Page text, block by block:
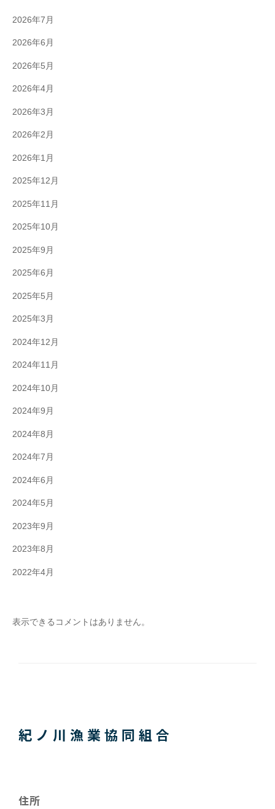
2026年7月
2026年6月
2026年5月
2026年4月
2026年3月
2026年2月
2026年1月
2025年12月
2025年11月
2025年10月
2025年9月
2025年6月
2025年5月
2025年3月
2024年12月
2024年11月
2024年10月
2024年9月
2024年8月
2024年7月
2024年6月
2024年5月
2023年9月
2023年8月
2022年4月
表示できるコメントはありません。
紀ノ川漁業協同組合
住所